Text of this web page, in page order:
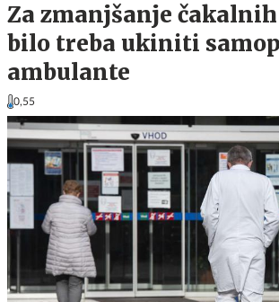
Za zmanjšanje
bilo treba ukiniti
ambulante
0,55